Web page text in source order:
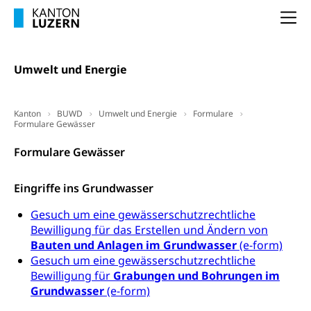
Umwelt und Energie
Kanton BUWD Umwelt und Energie
Formulare
Formulare Gewässer
Formulare Gewässer
Eingriffe ins Grundwasser
Gesuch um eine gewässerschutzrechtliche
Bewilligung für das Erstellen und Ändern von
Bauten und Anlagen im Grundwasser(e-form)
Gesuch um eine gewässerschutzrechtliche
Bewilligung für Grabungen und Bohrungen im
Grundwasser(e-form)
Wissenschaftsförderung
Forschungsförderung, Wissenschaftsmarketing,
Pilotprojekte Klima
Wald
Erwachsenenbildung und Weiterbildung
Nachdiplomstudium, Zusatzlehre, Höhere
Berufsbildung, Berufsmatura nach Lehre,
Berufsberatung, Standortbestimmung,
Erwachsenenmatura
Bildungsgutscheine Grundkompetenzen
Bildung & Berufsabschluss für Erwachsene
Fachperson Betreuung (verkürzte
Grundbildung)
Berufliche Grundbildung
Lehre, Berufsfachschule, Lehrbetrieb, Lehrvertrag,
Berufsberatung, Qualifikationsverfahren,
Berufswahl & Berufsberatung, Schnupperlehre und
Lehrstellensuche, Berufsmaturität,
Brückenangebote, Zugewanderte & Arbeitsmarkt,
Fachstelle Berufsbildung